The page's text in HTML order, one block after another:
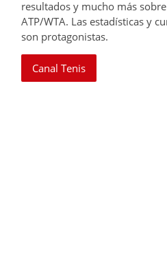
resultados y mucho más
ATP/WTA. Las estadísticas y
son protagonistas.
Canal Tenis